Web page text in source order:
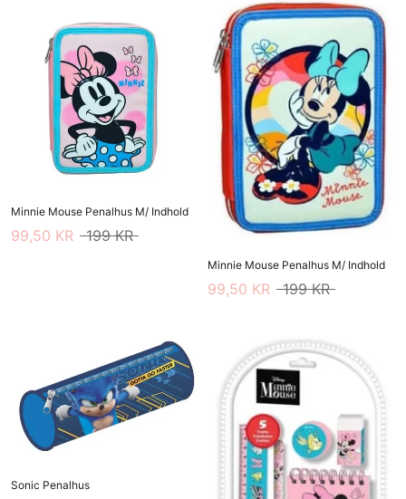
Minnie Mouse Penalhus M/ Indhold
99,50 KR 199 KR
Minnie Mouse Penalhus M/ Indhold
99,50 KR 199 KR
Sonic Penalhus